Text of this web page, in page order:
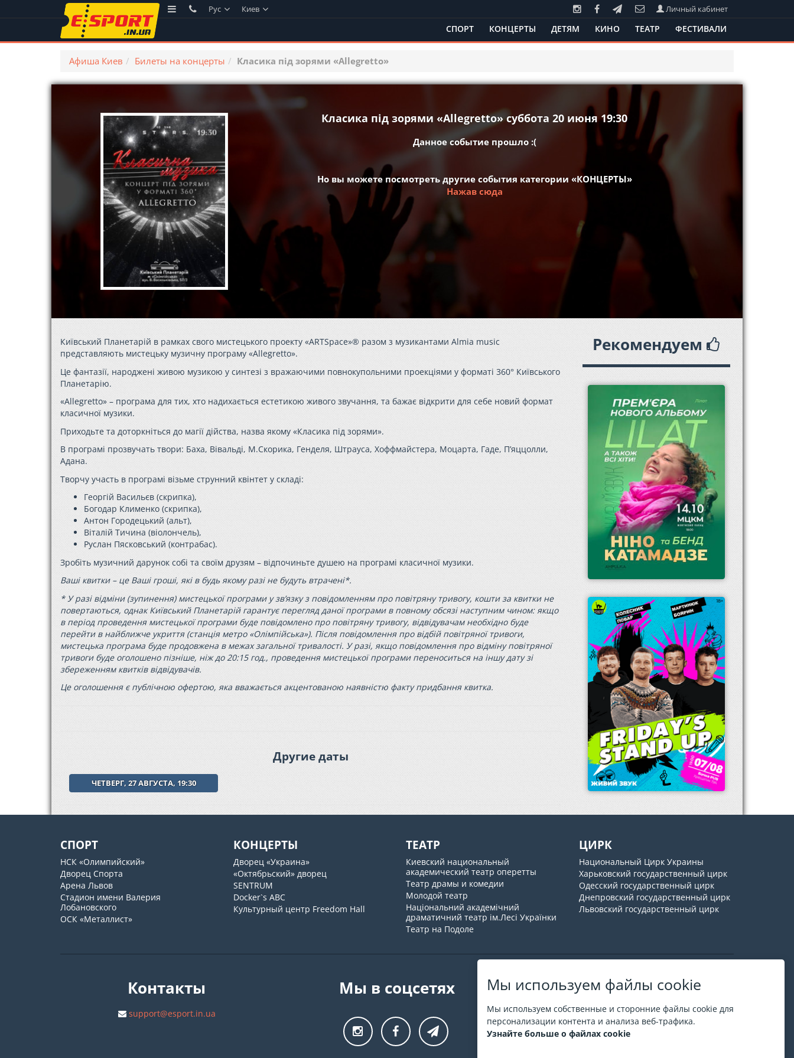
Мы используем файлы cookie
Мы используем собственные и сторонние файлы cookie для
персонализации контента и анализа веб-трафика.
Узнайте больше о файлах cookie
Рус Киев Личный кабинет
СПОРТ КОНЦЕРТЫ ДЕТЯМ КИНО ТЕАТР ФЕСТИВАЛИ
Афиша Киев Билеты на концерты Класика під зорями «Allegretto»
Класика під зорями «Allegretto» суббота 20 июня 19:30
Данное событие прошло :(
Но вы можете посмотреть другие события категории «КОНЦЕРТЫ»
Нажав сюда
Київський Планетарій в рамках свого мистецького проекту «ARTSpace»® разом з музикантами Almia music
представляють мистецьку музичну програму «Аllegretto».
Це фантазії, народжені живою музикою у синтезі з вражаючими повнокупольними проекціями у форматі 360° Київського
Планетарію.
«Аllegretto» – програма для тих, хто надихається естетикою живого звучання, та бажає відкрити для себе новий формат
класичної музики.
Приходьте та доторкніться до магії дійства, назва якому «Класика під зорями».
В програмі прозвучать твори: Баха, Вівальді, М.Скорика, Генделя, Штрауса, Хоффмайстера, Моцарта, Гаде, П’яццолли,
Адана.
Творчу участь в програмі візьме струнний квінтет у складі:
Георгій Васильєв (скрипка),
Богодар Клименко (скрипка),
Антон Городецький (альт),
Віталій Тичина (віолончель),
Руслан Пясковський (контрабас).
Зробіть музичний дарунок собі та своїм друзям – відпочиньте душею на програмі класичної музики.
Ваші квитки – це Ваші гроші, які в будь якому разі не будуть втрачені*.
* У разі відміни (зупинення) мистецької програми у зв’язку з повідомленням про повітряну тривогу, кошти за квитки не
повертаються, однак Київський Планетарій гарантує перегляд даної програми в повному обсязі наступним чином: якщо
в період проведення мистецької програми буде повідомлено про повітряну тривогу, відвідувачам необхідно буде
перейти в найближче укриття (станція метро «Олімпійська»). Після повідомлення про відбій повітряної тривоги,
мистецька програма буде продовжена в межах загальної тривалості. У разі, якщо повідомлення про відміну повітряної
тривоги буде оголошено пізніше, ніж до 20:15 год., проведення мистецької програми переноситься на іншу дату зі
збереженням квитків відвідувачів.
Це оголошення є публічною офертою, яка вважається акцентованою наявністю факту придбання квитка.
Другие даты
ЧЕТВЕРГ, 27 АВГУСТА, 19:30
Рекомендуем
СПОРТ
НСК «Олимпийский»
Дворец Спорта
Арена Львов
Стадион имени Валерия
Лобановского
ОСК «Металлист»
КОНЦЕРТЫ
Дворец «Украина»
«Октябрьский» дворец
SENTRUM
Docker`s ABC
Культурный центр Freedom Hall
ТЕАТР
Киевский национальный
академический театр оперетты
Театр драмы и комедии
Молодой театр
Національний академічний
драматичний театр ім.Лесі Українки
Театр на Подоле
ЦИРК
Национальный Цирк Украины
Харьковский государственный цирк
Одесский государственный цирк
Днепровский государственный цирк
Львовский государственный цирк
Контакты
support@esport.in.ua
Мы в соцсетях О ESPORT.in.ua
На ESPORT.in.ua представлена афиша Киева и
других городов Украины. Все билеты продаются
официально. Мы работаем непосредственно с